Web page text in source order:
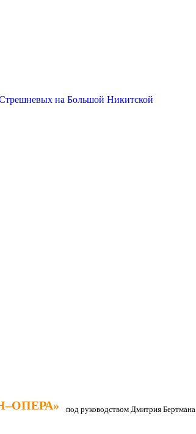
на Большой Никитской
под руководством Дмитрия Бертмана